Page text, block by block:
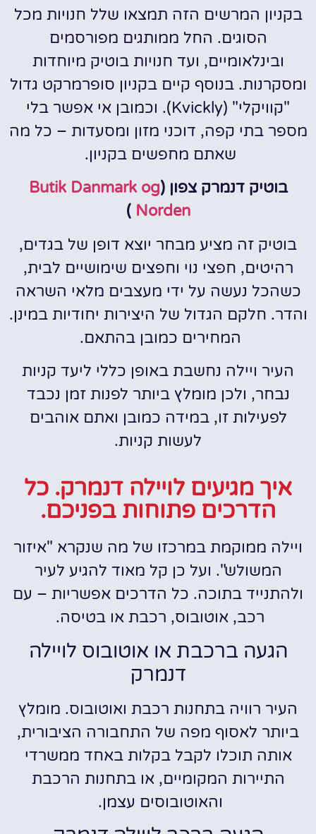
בקניון המרשים הזה תמצאו שלל חנויות מכל
הסוגים. החל ממותגים מפורסמים
ובינלאומיים, ועד חנויות בוטיק מיוחדות
ומסקרנות. בנוסף קיים בקניון סופרמרקט גדול
"קוויקלי" (Kvickly). וכמובן אי אפשר בלי
מספר בתי קפה, דוכני מזון ומסעדות – כל מה
שאתם מחפשים בקניון.
בוטיק דנמרק צפון (Butik Danmark og
Norden
)
בוטיק זה מציע מבחר יוצא דופן של בגדים,
רהיטים, חפצי נוי וחפצים שימושיים לבית,
כשהכל נעשה על ידי מעצבים מלאי השראה
והדר. חלקם הגדול של היצירות יחודיות במינן.
המחירים כמובן בהתאם.
העיר ויילה נחשבת באופן כללי ליעד קניות
נבחר, ולכן מומלץ ביותר לפנות זמן נכבד
לפעילות זו, במידה כמובן ואתם אוהבים
לעשות קניות.
איך מגיעים לויילה דנמרק. כל
הדרכים פתוחות בפניכם.
ויילה ממוקמת במרכזו של מה שנקרא "איזור
המשולש". ועל כן קל מאוד להגיע לעיר
ולהתנייד בתוכה. כל הדרכים אפשריות – עם
רכב, אוטובוס, רכבת או בטיסה.
הגעה ברכבת או אוטובוס לויילה
דנמרק
העיר רוויה בתחנות רכבת ואוטובוס. מומלץ
ביותר לאסוף מפה של התחבורה הציבורית,
אותה תוכלו לקבל בקלות באחד ממשרדי
התיירות המקומיים, או בתחנות הרכבת
והאוטובוסים עצמן.